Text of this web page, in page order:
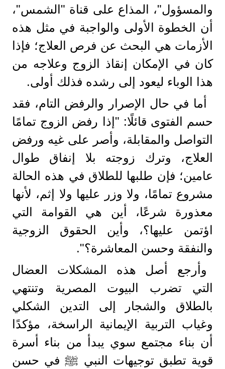
والمسؤول"، المذاع على قناة "الشمس"،
أن الخطوة الأولى والواجبة في مثل هذه
الأزمات هي البحث عن فرص العلاج؛ فإذا
كان في الإمكان إنقاذ الزوج وعلاجه من
هذا الوباء ليعود إلى رشده فذلك أولى.
أما في حال الإصرار والرفض التام، فقد
حسم الفتوى قائلًا: "إذا رفض الزوج تمامًا
التواصل والمقابلة، وأصر على غيه ورفض
العلاج، وترك زوجته بلا إنفاق طوال
عامين؛ فإن طلبها للطلاق في هذه الحالة
مشروع تمامًا، ولا وزر عليها ولا إثم، لأنها
معذورة شرعًا، أين هي القوامة التي
اؤتمن عليها؟، وأين الحقوق الزوجية
والنفقة وحسن المعاشرة؟".
وأرجع أصل هذه المشكلات العضال
التي تضرب البيوت المصرية وتنتهي
بالطلاق والشجار إلى التدين الشكلي
وغياب التربية الإيمانية الراسخة، مؤكدًا
أن بناء مجتمع سوي يبدأ من بناء أسرة
قوية تطبق توجيهات النبي ﷺ في حسن